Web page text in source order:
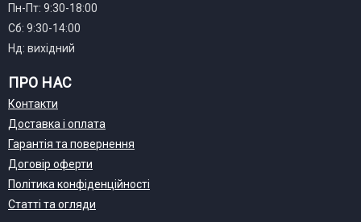
Пн-Пт: 9:30-18:00
Сб: 9:30-14:00
Нд: вихідний
ПРО НАС
Контакти
Доставка і оплата
Гарантія та повернення
Договір оферти
Політика конфіденційності
Статті та огляди